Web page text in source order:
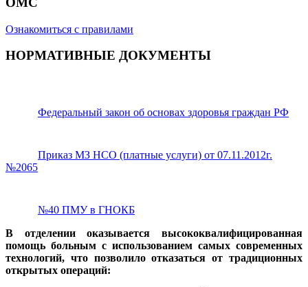
Ознакомиться с правилами
НОРМАТИВНЫЕ ДОКУМЕНТЫ
Федеральный закон об основах здоровья граждан РФ
Приказ МЗ НСО (платные услуги) от 07.11.2012г.
№2065
№40 ПМУ в ГНОКБ
В отделении оказывается высококвалифицированная
помощь больным с использованием самых современных
технологий, что позволило отказаться от традиционных
открытых операций: